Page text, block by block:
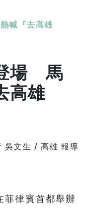
喊『去高雄
場 馬
高雄
吳文生 / 高雄 報導
菲律賓首都舉辦